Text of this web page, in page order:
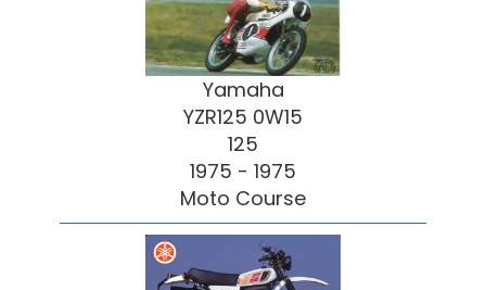
Yamaha
YZR125 0W15
125
1975 - 1975
Moto Course